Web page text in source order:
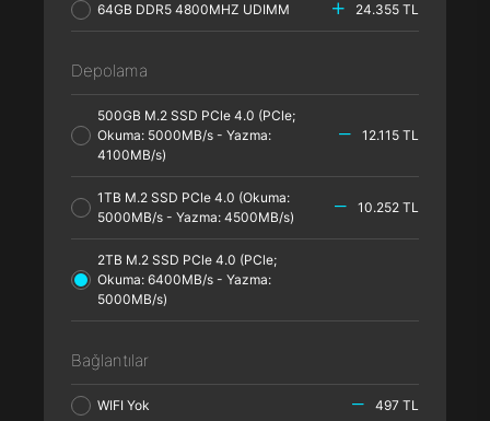
64GB DDR5 4800MHZ UDIMM 24.355 TL
Depolama
500GB M.2 SSD PCle 4.0 (PCle;
Okuma: 5000MB/s - Yazma:
4100MB/s)
12.115 TL
1TB M.2 SSD PCle 4.0 (Okuma:
5000MB/s - Yazma: 4500MB/s)
10.252 TL
2TB M.2 SSD PCle 4.0 (PCle;
Okuma: 6400MB/s - Yazma:
5000MB/s)
Bağlantılar
WIFI Yok 497 TL